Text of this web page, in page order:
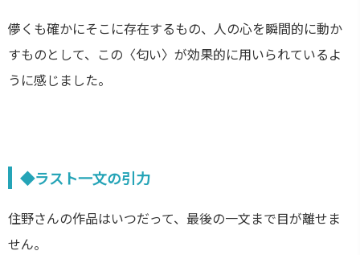
儚くも確かにそこに存在するもの、人の心を瞬間的に動か
すものとして、この〈匂い〉が効果的に用いられているよ
うに感じました。
◆ラスト一文の引力
住野さんの作品はいつだって、最後の一文まで目が離せま
せん。